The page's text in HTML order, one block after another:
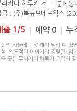
라카미 하루키 저 문학동네
급 : (주)북큐브네트웍스
출 1/5 예약 0 누
신의 하늘에는 몇 개의 달이 떠 있
설. 압도적인 이야기의 강렬함, 읽
을 긋는 무라카미 하루키 문학의